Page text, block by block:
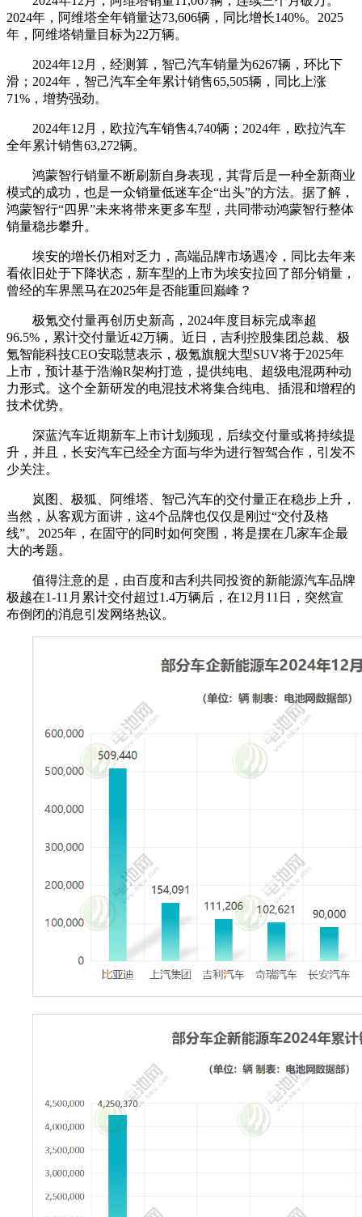
2024年，阿维塔全年销量达73,606辆，同比增长140%。2025
年，阿维塔销量目标为22万辆。
2024年12月，经测算，智己汽车销量为6267辆，环比下
滑；2024年，智己汽车全年累计销售65,505辆，同比上涨
71%，增势强劲。
2024年12月，欧拉汽车销售4,740辆；2024年，欧拉汽车
全年累计销售63,272辆。
鸿蒙智行销量不断刷新自身表现，其背后是一种全新商业
模式的成功，也是一众销量低迷车企“出头”的方法。据了解，
鸿蒙智行“四界”未来将带来更多车型，共同带动鸿蒙智行整体
销量稳步攀升。
埃安的增长仍相对乏力，高端品牌市场遇冷，同比去年来
看依旧处于下降状态，新车型的上市为埃安拉回了部分销量，
曾经的车界黑马在2025年是否能重回巅峰？
极氪交付量再创历史新高，2024年度目标完成率超
96.5%，累计交付量近42万辆。近日，吉利控股集团总裁、极
氪智能科技CEO安聪慧表示，极氪旗舰大型SUV将于2025年
上市，预计基于浩瀚R架构打造，提供纯电、超级电混两种动
力形式。这个全新研发的电混技术将集合纯电、插混和增程的
技术优势。
深蓝汽车近期新车上市计划频现，后续交付量或将持续提
升，并且，长安汽车已经全方面与华为进行智驾合作，引发不
少关注。
岚图、极狐、阿维塔、智己汽车的交付量正在稳步上升，
当然，从客观方面讲，这4个品牌也仅仅是刚过“交付及格
线”。2025年，在固守的同时如何突围，将是摆在几家车企最
大的考题。
值得注意的是，由百度和吉利共同投资的新能源汽车品牌
极越在1-11月累计交付超过1.4万辆后，在12月11日，突然宣
布倒闭的消息引发网络热议。